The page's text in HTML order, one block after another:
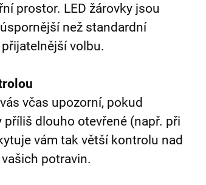
prostor. LED žárovky jsou
než standardní
volbu.
včas upozorní, pokud
dlouho otevřené (např. při
vám tak větší kontrolu nad
potravin.